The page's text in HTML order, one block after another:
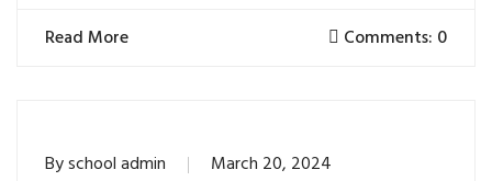
Read More Comments: 0
Byschool admin March 20, 2024